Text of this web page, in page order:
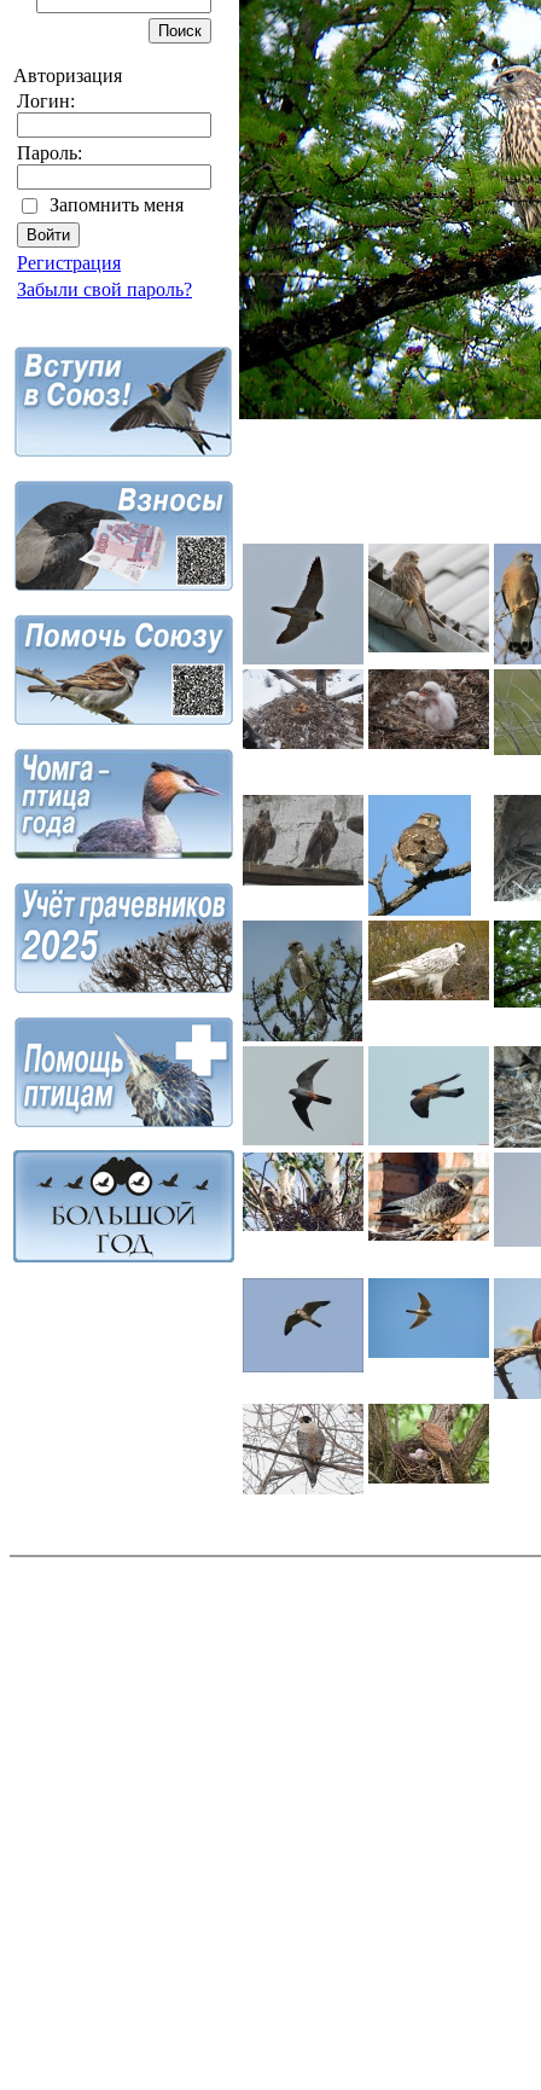
Авторизация
Логин:
Пароль:
Запомнить меня
Регистрация
Забыли свой пароль?